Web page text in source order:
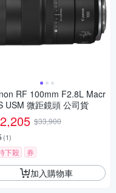
RF 100mm F2.8L Macr
USM 微距鏡頭 公司貨
$33,900
(1)
下殺 券
加入購物車